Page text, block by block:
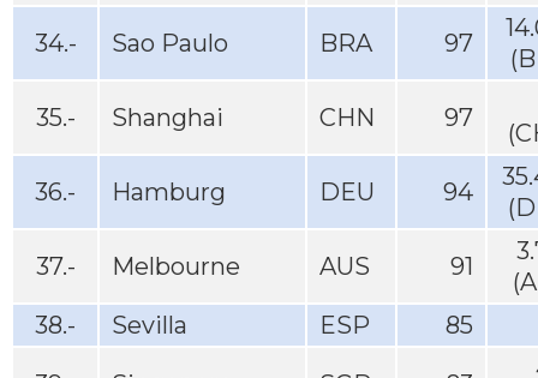
34.- Sao Paulo BRA 97
35.- Shanghai CHN 97
36.- Hamburg DEU 94
37.- Melbourne AUS 91
38.-
Sevilla ESP 85